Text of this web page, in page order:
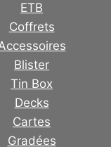
ETB
Coffrets
Blister
Tin Box
Decks
Cartes
Gradées